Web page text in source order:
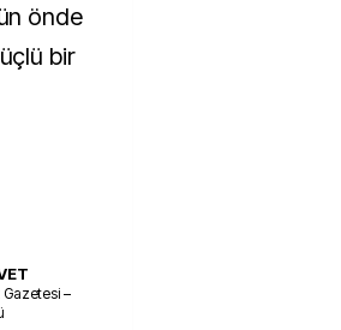
önde
bir
–